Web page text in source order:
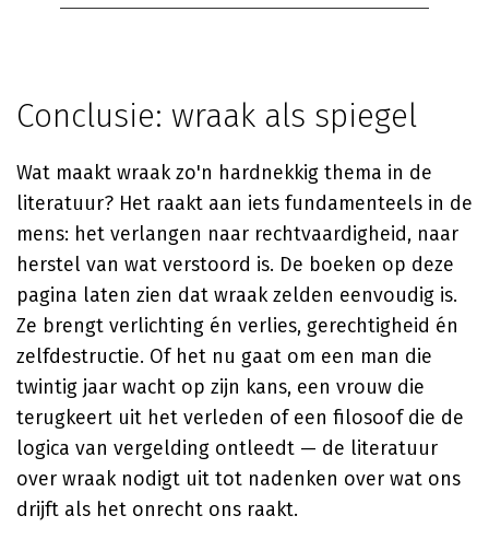
Conclusie: wraak als spiegel
Wat maakt wraak zo'n hardnekkig thema in de
literatuur? Het raakt aan iets fundamenteels in de
mens: het verlangen naar rechtvaardigheid, naar
herstel van wat verstoord is. De boeken op deze
pagina laten zien dat wraak zelden eenvoudig is.
Ze brengt verlichting én verlies, gerechtigheid én
zelfdestructie. Of het nu gaat om een man die
twintig jaar wacht op zijn kans, een vrouw die
terugkeert uit het verleden of een filosoof die de
logica van vergelding ontleedt — de literatuur
over wraak nodigt uit tot nadenken over wat ons
drijft als het onrecht ons raakt.